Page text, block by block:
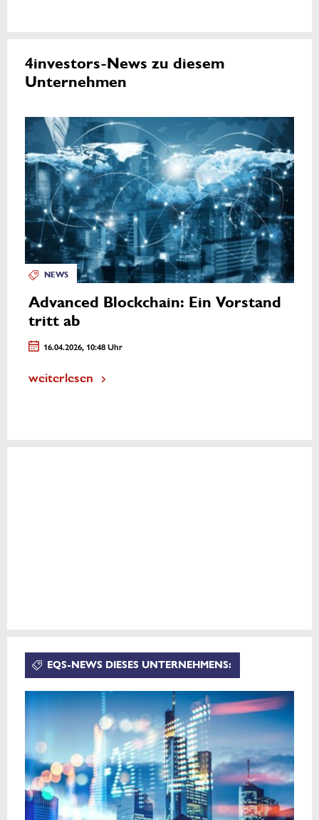
4investors-News zu diesem
Unternehmen
NEWS
Advanced Blockchain: Ein Vorstand
tritt ab
16.04.2026, 10:48 Uhr
weiterlesen
EQS-NEWS DIESES UNTERNEHMENS: